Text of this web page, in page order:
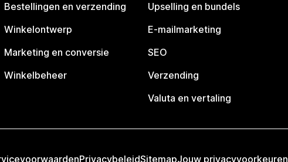
Bestellingen en verzending
Winkelontwerp
Marketing en conversie
Winkelbeheer
Upselling en bundels
E-mailmarketing
SEO
Verzending
Valuta en vertaling
PrivacybeleidSitemapJouw privacyvoorkeuren